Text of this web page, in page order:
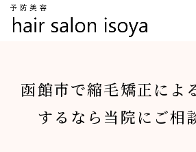
函館市で縮毛矯正によ
するなら当院にご相